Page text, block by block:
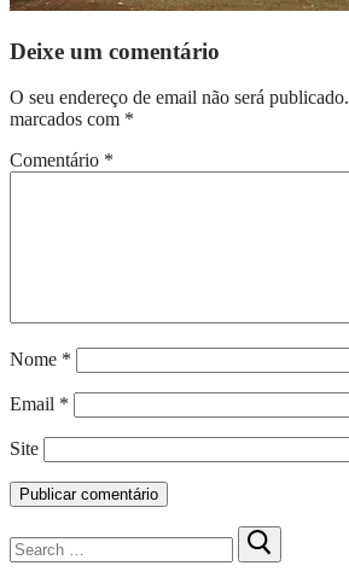
Deixe um comentário
O seu endereço de email não será publicado.
marcados com *
Comentário *
Nome *
Email *
Site
Pesquisar
por: